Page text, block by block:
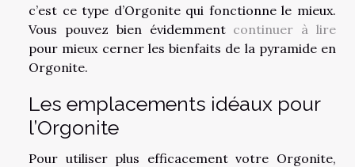
c’est ce type d’Orgonite qui fonctionne le mieux.
Vous pouvez bien évidemment continuer à lire
pour mieux cerner les bienfaits de la pyramide en
Orgonite.
Les emplacements idéaux pour
l’Orgonite
Pour utiliser plus efficacement votre Orgonite,